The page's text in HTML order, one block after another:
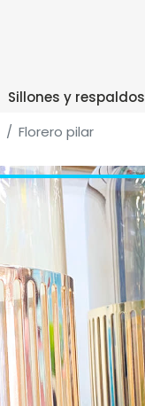
Sillones y respaldos
Florero pilar